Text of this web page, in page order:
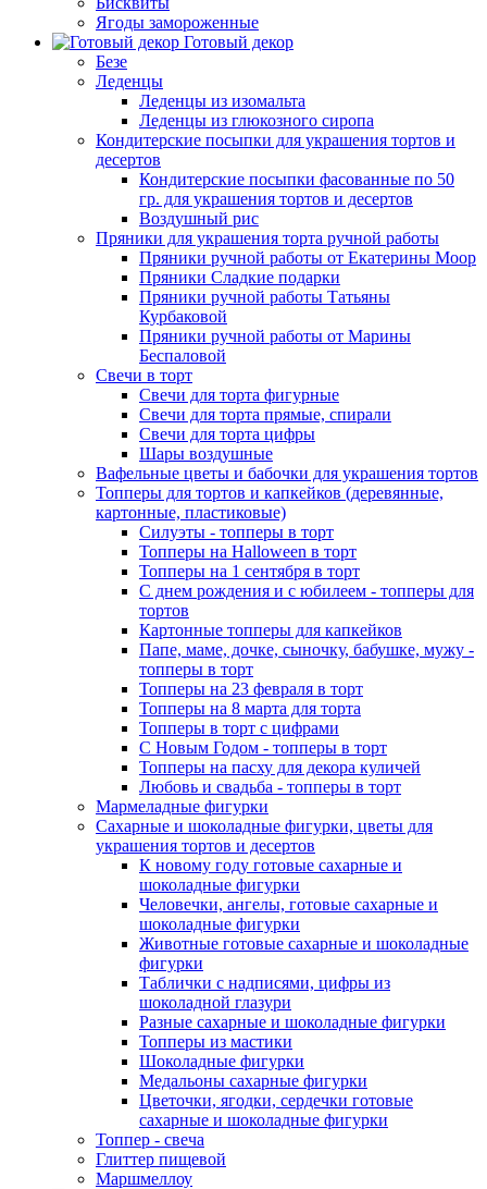
Ягоды замороженные
Готовый декор
Безе
Леденцы
Леденцы из изомальта
Леденцы из глюкозного сиропа
Кондитерские посыпки для украшения тортов и
десертов
Кондитерские посыпки фасованные по 50
гр. для украшения тортов и десертов
Воздушный рис
Пряники для украшения торта ручной работы
Пряники ручной работы от Екатерины Моор
Пряники Сладкие подарки
Пряники ручной работы Татьяны
Курбаковой
Пряники ручной работы от Марины
Беспаловой
Свечи в торт
Свечи для торта фигурные
Свечи для торта прямые, спирали
Свечи для торта цифры
Шары воздушные
Вафельные цветы и бабочки для украшения тортов
Топперы для тортов и капкейков (деревянные,
картонные, пластиковые)
Силуэты - топперы в торт
Топперы на Halloween в торт
Топперы на 1 сентября в торт
С днем рождения и с юбилеем - топперы для
тортов
Картонные топперы для капкейков
Папе, маме, дочке, сыночку, бабушке, мужу -
топперы в торт
Топперы на 23 февраля в торт
Топперы на 8 марта для торта
Топперы в торт с цифрами
С Новым Годом - топперы в торт
Топперы на пасху для декора куличей
Любовь и свадьба - топперы в торт
Мармеладные фигурки
Сахарные и шоколадные фигурки, цветы для
украшения тортов и десертов
К новому году готовые сахарные и
шоколадные фигурки
Человечки, ангелы, готовые сахарные и
шоколадные фигурки
Животные готовые сахарные и шоколадные
фигурки
Таблички с надписями, цифры из
шоколадной глазури
Разные сахарные и шоколадные фигурки
Топперы из мастики
Шоколадные фигурки
Медальоны сахарные фигурки
Цветочки, ягодки, сердечки готовые
сахарные и шоколадные фигурки
Топпер - свеча
Глиттер пищевой
Маршмеллоу